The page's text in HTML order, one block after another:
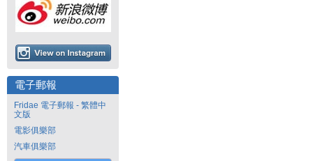
電子郵報
Fridae 電子郵報 - 繁體中
文版
電影俱樂部
汽車俱樂部